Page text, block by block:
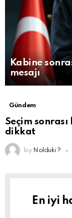
Kabine
mesajı
MORE
STORIES
Gündem
Seçim
dikkat
by Nolduki ?
En iyi